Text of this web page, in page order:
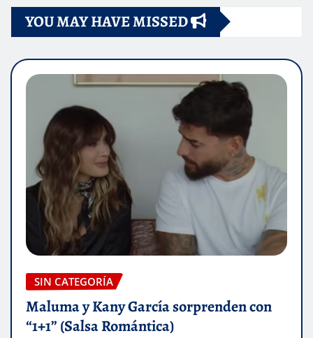
YOU MAY HAVE MISSED
SIN CATEGORÍA
Maluma y Kany García sorprenden con
“1+1” (Salsa Romántica)